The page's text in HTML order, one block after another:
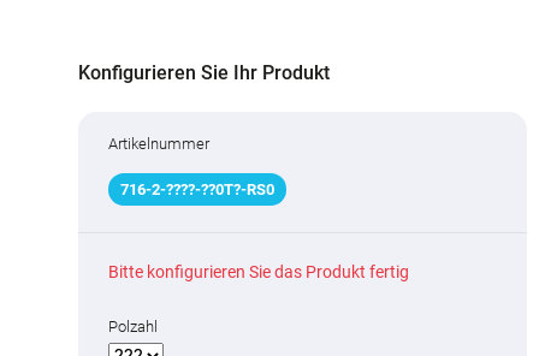
Konfigurieren Sie Ihr Produkt
Artikelnummer
716-2-????-??0T?-RS0
Bitte konfigurieren Sie das Produkt fertig
Polzahl